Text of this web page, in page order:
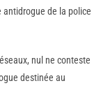
antidrogue de la police
nul ne conteste
destinée au